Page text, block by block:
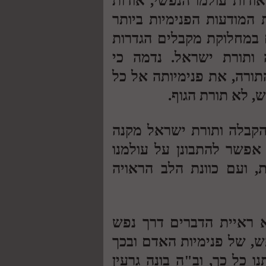
המודעות הפנימיות ביותר
במחלוקת מקבלים הגדרות
ותורת ישראל. נדמה כי
את פנימיותה אל כל
לא תורת הגוף.
ותורת ישראל מקנה
להתבונן על עולמנו
ועם כוונת הלב הראויה
ראיית הדברים דרך נפש
של פנימיות האדם ובכך
כל כך, וב"ה בונה גרעין